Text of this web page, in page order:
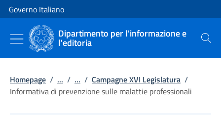
Vai al contenuto
Vai alla navigazione del sito
Governo Italiano
Dipartimento per l'informazione e
l'editoria Cerca
Homepage / ... / ... / Campagne XVI Legislatura /
Informativa di prevenzione sulle malattie professionali